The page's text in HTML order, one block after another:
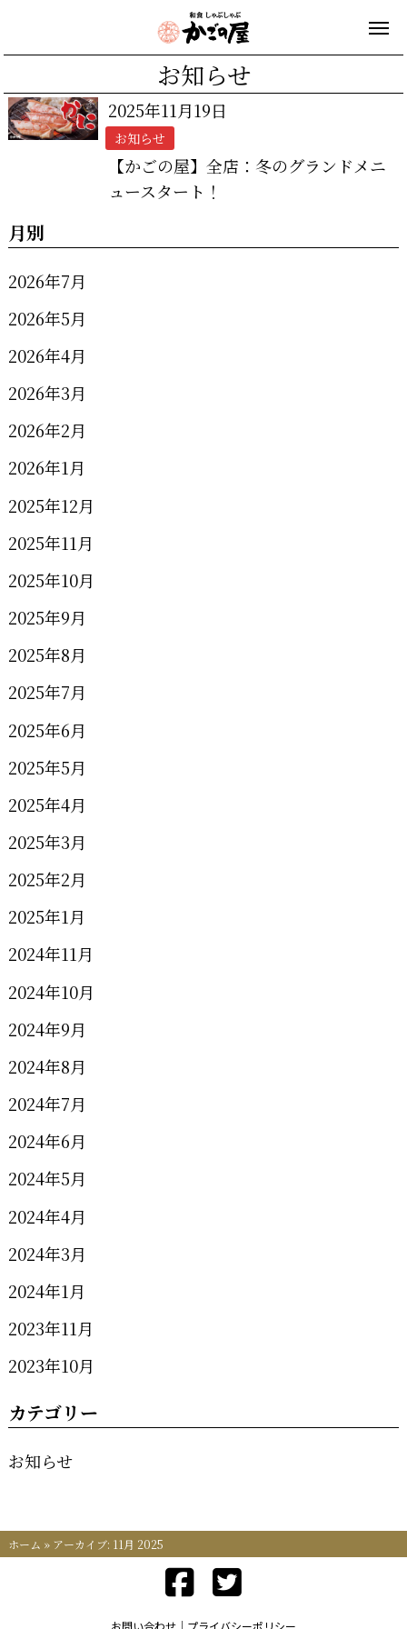
お知らせ
2025年11月19日
お知らせ
【かごの屋】全店：冬のグランドメニ
ュースタート！
月別
2026年7月
2026年5月
2026年4月
2026年3月
2026年2月
2026年1月
2025年12月
2025年11月
2025年10月
2025年9月
2025年8月
2025年7月
2025年6月
2025年5月
2025年4月
2025年3月
2025年2月
2025年1月
2024年11月
2024年10月
2024年9月
2024年8月
2024年7月
2024年6月
2024年5月
2024年4月
2024年3月
2024年1月
2023年11月
2023年10月
カテゴリー
お知らせ
ホーム » アーカイブ: 11月 2025
お問い合わせ プライバシーポリシー